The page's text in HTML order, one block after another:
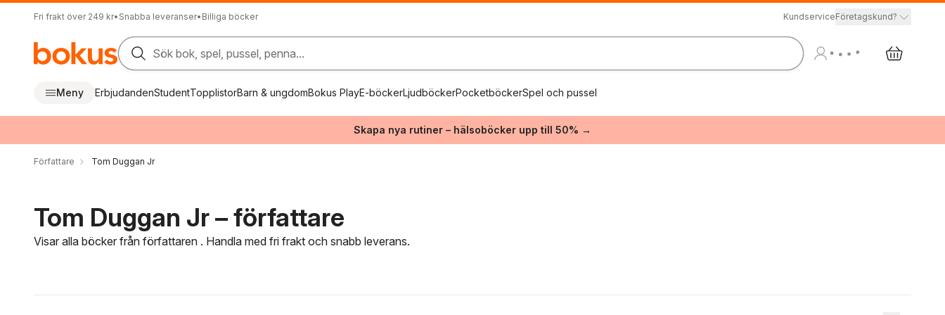
Fri frakt över 249 kr• Snabba leveranser• Billiga böcker KundserviceFöretagskund?
Sök bok, spel, pussel, penna...
Meny ErbjudandenStudentTopplistorBarn & ungdomBokus PlayE-böckerLjudböckerPocketböckerSpel och pussel
Skapa nya rutiner – hälsoböcker upp till 50% →
Författare Tom Duggan Jr
Tom Duggan Jr – författare
Visar alla böcker från författaren . Handla med fri frakt och snabb leverans.